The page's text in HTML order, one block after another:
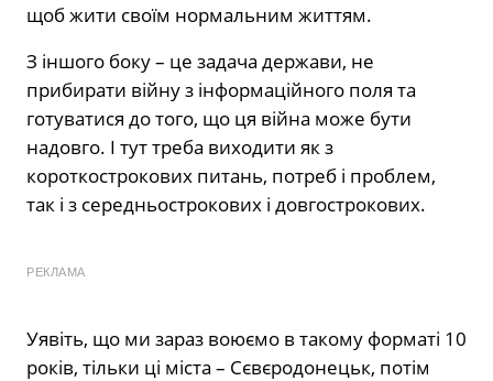
щоб жити своїм нормальним життям.
З іншого боку – це задача держави, не
прибирати війну з інформаційного поля та
готуватися до того, що ця війна може бути
надовго. І тут треба виходити як з
короткострокових питань, потреб і проблем,
так і з середньострокових і довгострокових.
РЕКЛАМА
Уявіть, що ми зараз воюємо в такому форматі 10
років, тільки ці міста – Сєвєродонецьк, потім